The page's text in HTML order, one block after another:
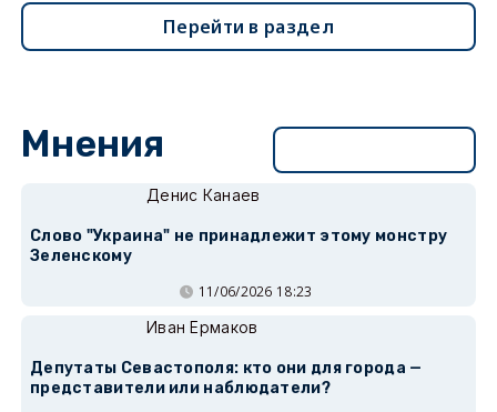
Перейти в раздел
Мнения
Денис Канаев
Слово "Украина" не принадлежит этому монстру
Зеленскому
11/06/2026 18:23
Иван Ермаков
Депутаты Севастополя: кто они для города —
представители или наблюдатели?